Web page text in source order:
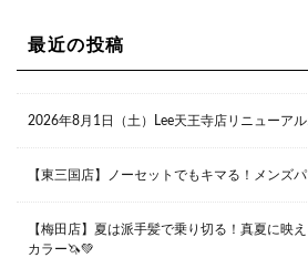
Lee京橋店
大阪府大阪市都島区東野
兵庫県西宮市甲子園九番
0798-42-3334
最近の投稿
2026年8月1日（土）Lee天王寺店リニューアル
【東三国店】ノーセットでもキマる！メンズ
【梅田店】夏は派手髪で乗り切る！真夏に映
カラー🦄💚